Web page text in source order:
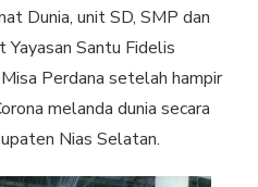
Dunia, unit SD, SMP dan
Santu Fidelis
Perdana setelah hampir
melanda dunia secara
Nias Selatan.